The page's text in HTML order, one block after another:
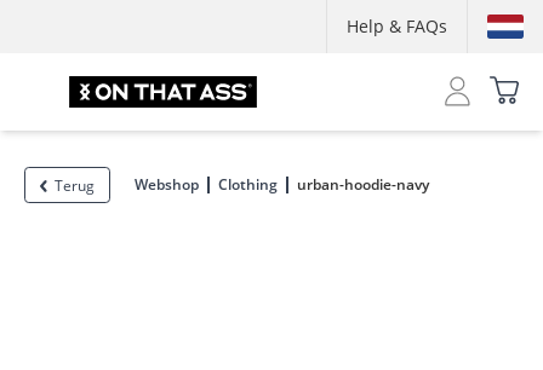
Help & FAQs
Terug Webshop Clothing urban-hoodie-navy